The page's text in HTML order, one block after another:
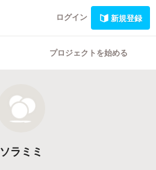
ログイン 新規登録
プロジェクトを始める
ソラミミ